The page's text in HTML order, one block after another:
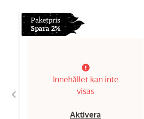
Paketpris
Spara 2%
Innehållet kan inte
visas
Aktivera